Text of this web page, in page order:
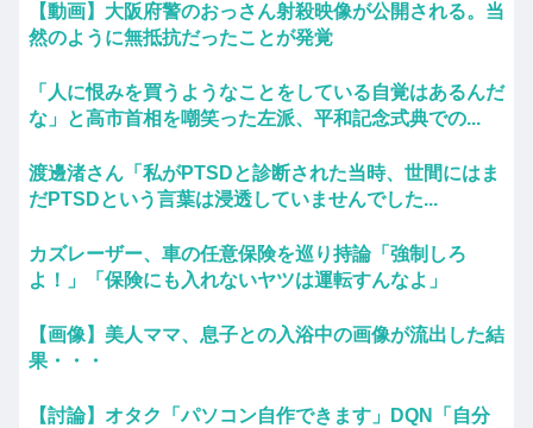
【動画】大阪府警のおっさん射殺映像が公開される。当
然のように無抵抗だったことが発覚
「人に恨みを買うようなことをしている自覚はあるんだ
な」と高市首相を嘲笑った左派、平和記念式典での...
渡邊渚さん「私がPTSDと診断された当時、世間にはま
だPTSDという言葉は浸透していませんでした...
カズレーザー、車の任意保険を巡り持論「強制しろ
よ！」「保険にも入れないヤツは運転すんなよ」
【画像】美人ママ、息子との入浴中の画像が流出した結
果・・・
【討論】オタク「パソコン自作できます」DQN「自分